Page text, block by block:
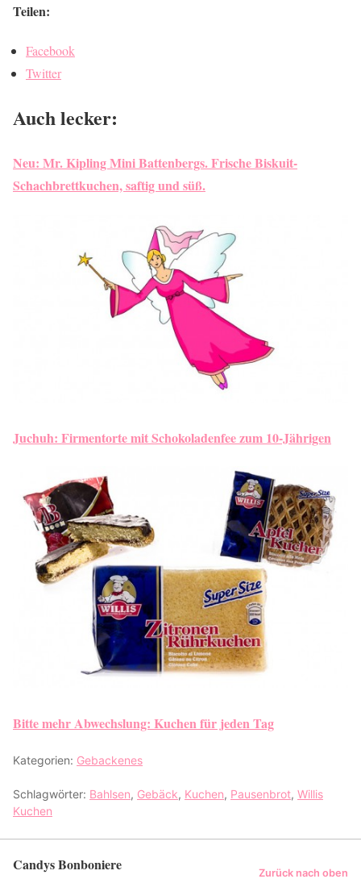
Teilen:
Facebook
Twitter
Auch lecker:
Neu: Mr. Kipling Mini Battenbergs. Frische Biskuit-
Schachbrettkuchen, saftig und süß.
Juchuh: Firmentorte mit Schokoladenfee zum 10-Jährigen
Bitte mehr Abwechslung: Kuchen für jeden Tag
Kategorien: Gebackenes
Schlagwörter: Bahlsen, Gebäck, Kuchen, Pausenbrot, Willis
Kuchen
Candys Bonboniere Zurück nach oben